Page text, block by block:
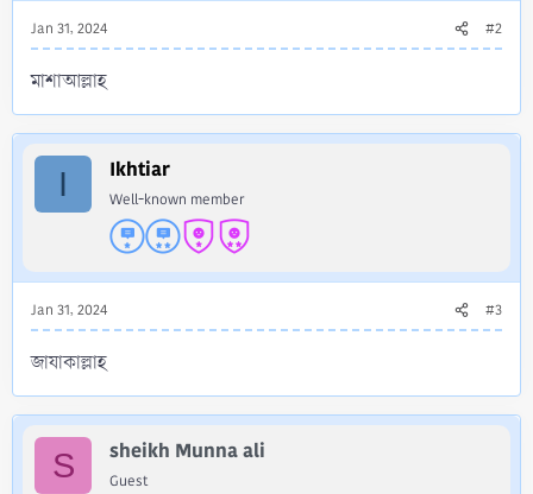
Jan 31, 2024 #2
মাশাআল্লাহ
I Ikhtiar
Well-known member
Jan 31, 2024 #3
জাযাকাল্লাহ
S sheikh Munna ali
Guest